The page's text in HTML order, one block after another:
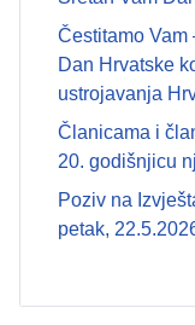
Čestitamo
Dan Hrvatske
ustrojavanja
Članicama i
20. godišnjicu
Poziv na
petak,